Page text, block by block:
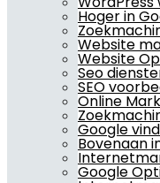
Hoger in
Website
Website
Seo
SEO
Online
Google
Bovenaan
Google